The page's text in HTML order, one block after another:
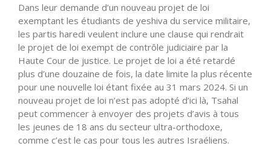
Dans leur demande d’un nouveau projet de loi
exemptant les étudiants de yeshiva du service militaire,
les partis haredi veulent inclure une clause qui rendrait
le projet de loi exempt de contrôle judiciaire par la
Haute Cour de justice. Le projet de loi a été retardé
plus d’une douzaine de fois, la date limite la plus récente
pour une nouvelle loi étant fixée au 31 mars 2024. Si un
nouveau projet de loi n’est pas adopté d’ici là, Tsahal
peut commencer à envoyer des projets d’avis à tous
les jeunes de 18 ans du secteur ultra-orthodoxe,
comme c’est le cas pour tous les autres Israéliens.